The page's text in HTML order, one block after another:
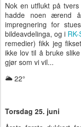
Nok en utflukt på
hadde noen ærend
impregnering for
bildeavdelinga, og i
remedier) fikk jeg
ikke lov til å bruke
gjør som vi vil...
🌥 22°
Torsdag 25. juni